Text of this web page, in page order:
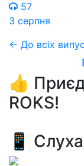
57
3 серпня
← До всіх
👍
ROKS!
📱